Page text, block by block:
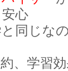
心
と同じな
、学習